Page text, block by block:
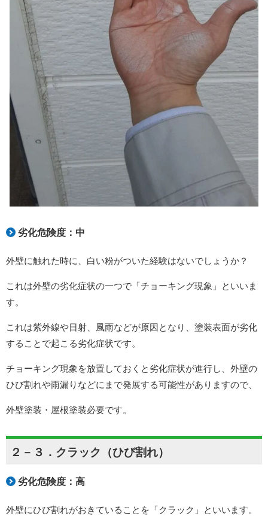
劣化危険度：中
外壁に触れた時に、白い粉がついた経験はないでしょうか？
これは外壁の劣化症状の一つで「チョーキング現象」といいま
す。
これは紫外線や日射、風雨などが原因となり、塗装表面が劣化
することで起こる劣化症状です。
チョーキング現象を放置しておくと劣化症状が進行し、外壁の
ひび割れや雨漏りなどにまで発展する可能性がありますので、
外壁塗装・屋根塗装必要です。
２－３．クラック（ひび割れ）
劣化危険度：高
外壁にひび割れがおきていることを「クラック」といいます。